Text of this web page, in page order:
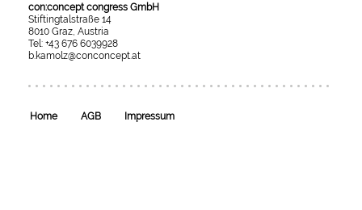
con:concept congress GmbH
Stiftingtalstraße 14
8010 Graz, Austria
Tel: +43 676 6039928
b.kamolz@conconcept.at
esraSoft
esraCMS
Home AGB Impressum